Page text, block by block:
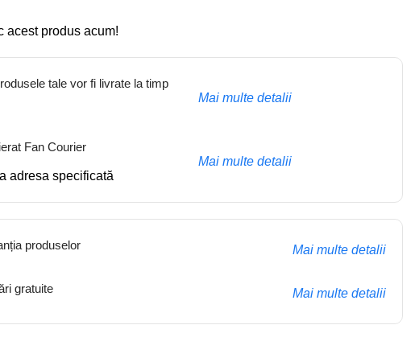
acest produs acum!
tale vor fi livrate la timp
Mai multe detalii
Fan Courier
adresa specificată
Mai multe detalii
produselor Mai multe detalii
gratuite Mai multe detalii